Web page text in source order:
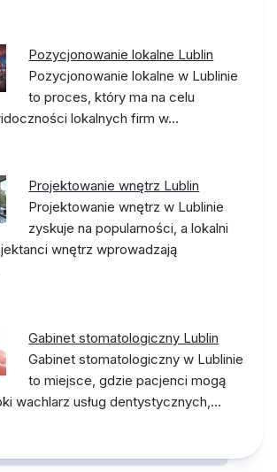
Pozycjonowanie lokalne Lublin
Pozycjonowanie lokalne w Lublinie
to proces, który ma na celu
lokalnych firm w…
Projektowanie wnętrz Lublin
Projektowanie wnętrz w Lublinie
zyskuje na popularności, a lokalni
wnętrz wprowadzają
Gabinet stomatologiczny Lublin
Gabinet stomatologiczny w Lublinie
to miejsce, gdzie pacjenci mogą
wachlarz usług dentystycznych,…